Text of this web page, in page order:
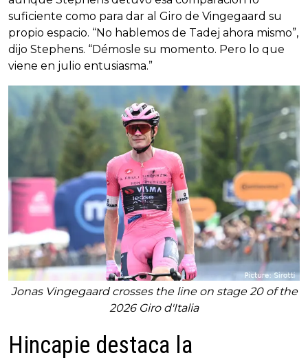
suficiente como para dar al Giro de Vingegaard su
propio espacio. “No hablemos de Tadej ahora mismo”,
dijo Stephens. “Démosle su momento. Pero lo que
viene en julio entusiasma.”
Jonas Vingegaard crosses the line on stage 20 of the
2026 Giro d'Italia
Hincapie destaca la